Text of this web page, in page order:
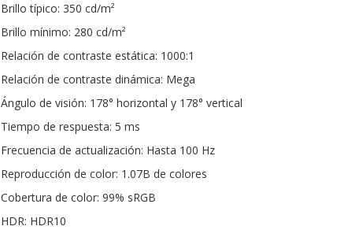
Brillo típico: 350 cd/m²
Brillo mínimo: 280 cd/m²
Relación de contraste estática: 1000:1
Relación de contraste dinámica: Mega
Ángulo de visión: 178° horizontal y 178° vertical
Tiempo de respuesta: 5 ms
Frecuencia de actualización: Hasta 100 Hz
Reproducción de color: 1.07B de colores
Cobertura de color: 99% sRGB
HDR: HDR10